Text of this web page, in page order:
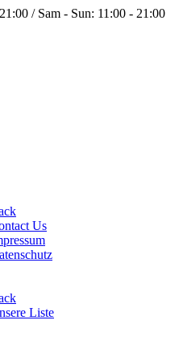
/ Sam - Sun: 11:00 - 21:00
Us
Liste